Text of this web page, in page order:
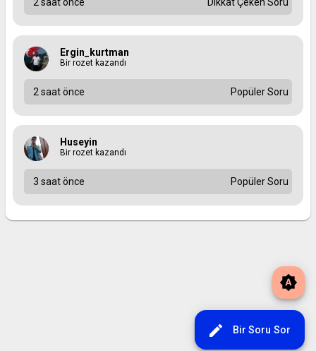
brightness_auto
edit Bir Soru Sor
2 saat önce Dikkat Çeken Soru
Ergin_kurtman
Bir rozet kazandı
2 saat önce Popüler Soru
Huseyin
Bir rozet kazandı
3 saat önce Popüler Soru